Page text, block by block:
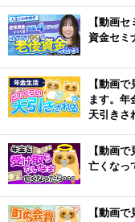
【動画
資金セミ
【動画
ます。年
天引きさ
【動画
亡くなっ
【動画